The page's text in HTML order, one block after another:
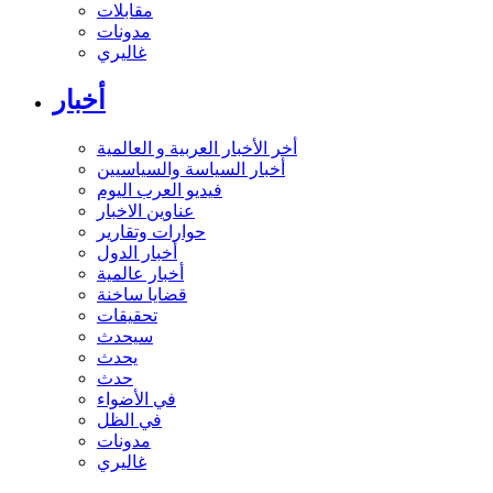
مقابلات
مدونات
غاليري
أخبار
أخر الأخبار العربية و العالمية
أخبار السياسة والسياسيين
فيديو العرب اليوم
عناوين الاخبار
حوارات وتقارير
أخبار الدول
أخبار عالمية
قضايا ساخنة
تحقيقات
سيحدث
يحدث
حدث
في الأضواء
في الظل
مدونات
غاليري